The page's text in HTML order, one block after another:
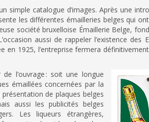
simple catalogue d’images. Après une
les différentes émailleries belges qui
société bruxelloise Émaillerie Belge,
aussi de rappeler l’existence des
en 1925, l’entreprise fermera
l’ouvrage : soit une longue
émaillées concernées par la
de plaques belges
aussi les publicités belges
Les liqueurs étrangères,